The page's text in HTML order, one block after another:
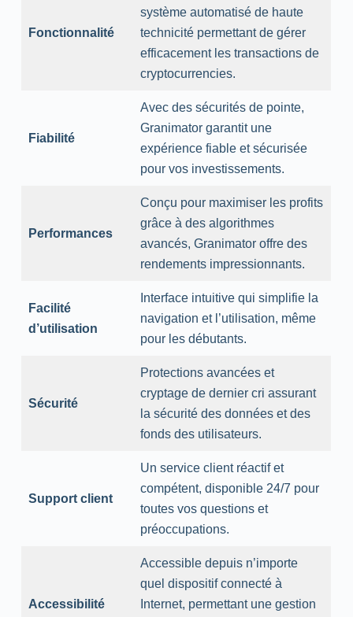
Fonctionnalité
système automatisé de haute
technicité permettant de gérer
efficacement les transactions de
cryptocurrencies.
Fiabilité
Avec des sécurités de pointe,
Granimator garantit une
expérience fiable et sécurisée
pour vos investissements.
Performances
Conçu pour maximiser les profits
grâce à des algorithmes
avancés, Granimator offre des
rendements impressionnants.
Facilité
d’utilisation
Interface intuitive qui simplifie la
navigation et l’utilisation, même
pour les débutants.
Sécurité
Protections avancées et
cryptage de dernier cri assurant
la sécurité des données et des
fonds des utilisateurs.
Support client
Un service client réactif et
compétent, disponible 24/7 pour
toutes vos questions et
préoccupations.
Accessibilité
Accessible depuis n’importe
quel dispositif connecté à
Internet, permettant une gestion